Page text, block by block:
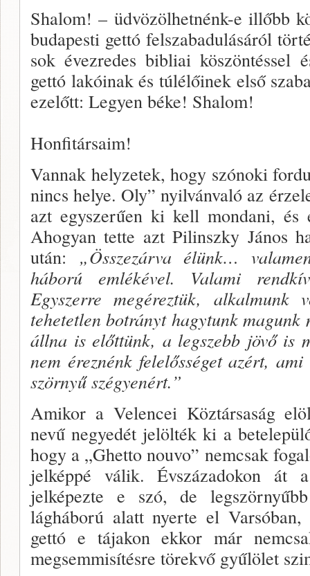
Shalom! – üdvözölhet­nénk-e illőbb
buda­pesti gettó felszabadulá­sáról
sok évezre­des bibliai köszöntéssel
gettó lakóinak és túl­élőinek első
ez­előtt: Legyen béke! Sha­lom!
Honfitársaim!
Vannak helyzetek, hogy szónoki
nincs he­lye. Oly” nyilvánvaló az
azt egyszerűen ki kell mondani, és
Ahogyan tette azt Pilinszky János
után: „Összezárva élünk…
háború emlékével. Valami
Egyszerre megéreztük,
tehetetlen botrányt hagy­tunk magunk
állna is előttünk, a legszebb jövő is
nem éreznénk fe­lelősséget azért,
szörnyű szégyenért.”
Amikor a Velencei Köztársaság
nevű negyedét jelölték ki a
hogy a „Ghetto nouvo” nem­csak
jelképpé válik. Évszázadokon át
jelképezte e szó, de
lágháború alatt nyerte el
gettó e tájakon ekkor már
megsemmisítésre törekvő gyűlö­let